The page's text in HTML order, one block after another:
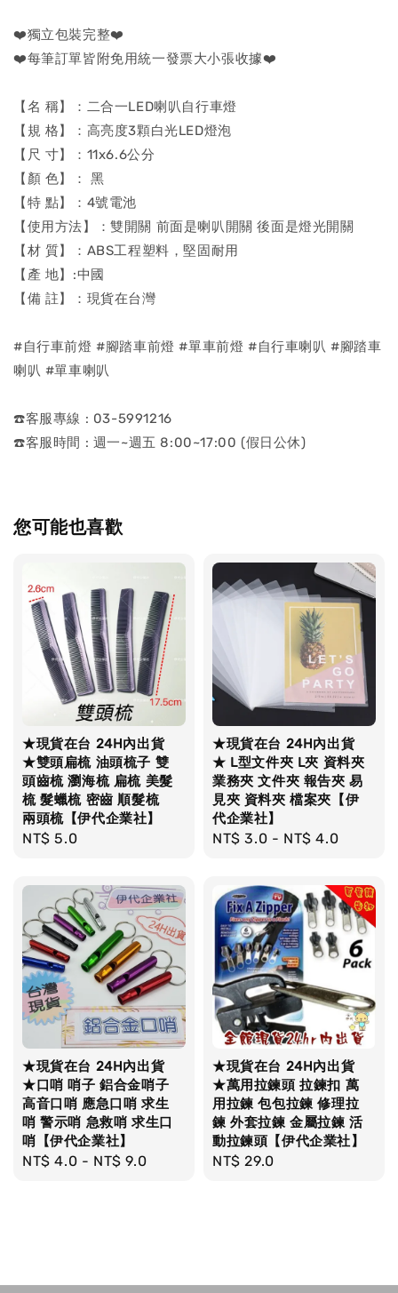
❤️獨立包裝完整❤️
❤️每筆訂單皆附免用統一發票大小張收據❤️
【名 稱】：二合一LED喇叭自行車燈
【規 格】：高亮度3顆白光LED燈泡
【尺 寸】：11x6.6公分
【顏 色】： 黑
【特 點】：4號電池
【使用方法】：雙開關 前面是喇叭開關 後面是燈光開關
【材 質】：ABS工程塑料，堅固耐用
【產 地】:中國
【備 註】：現貨在台灣
#自行車前燈 #腳踏車前燈 #單車前燈 #自行車喇叭 #腳踏車
喇叭 #單車喇叭
☎️客服專線 : 03-5991216
☎️客服時間 : 週一~週五 8:00~17:00 (假日公休)
您可能也喜歡
★現貨在台 24H內出貨
★雙頭扁梳 油頭梳子 雙
頭齒梳 瀏海梳 扁梳 美髮
梳 髮蠟梳 密齒 順髮梳
兩頭梳【伊代企業社】
Regular
NT$ 5.0
★現貨在台 24H內出貨
★ L型文件夾 L夾 資料夾
業務夾 文件夾 報告夾 易
見夾 資料夾 檔案夾【伊
代企業社】
Regular
NT$ 3.0 - NT$ 4.0
★現貨在台 24H內出貨
★口哨 哨子 鋁合金哨子
高音口哨 應急口哨 求生
哨 警示哨 急救哨 求生口
哨【伊代企業社】
Regular
NT$ 4.0 - NT$ 9.0
★現貨在台 24H內出貨
★萬用拉鍊頭 拉鍊扣 萬
用拉鍊 包包拉鍊 修理拉
鍊 外套拉鍊 金屬拉鍊 活
動拉鍊頭【伊代企業社】
Regular
NT$ 29.0